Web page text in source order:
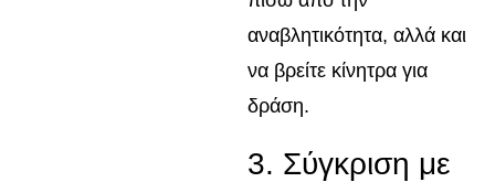
αναβλητικότητα, αλλά και
να βρείτε κίνητρα για
δράση.
3. Σύγκριση με